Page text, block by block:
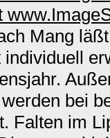
Mang
bei
Falten im